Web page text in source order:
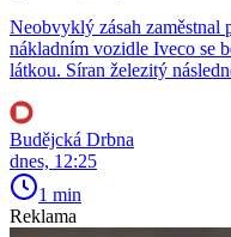
Neobvyklý zásah zaměstnal
nákladním vozidle Iveco se
látkou. Síran železitý
Budějcká Drbna
dnes, 12:25
1 min
Reklama